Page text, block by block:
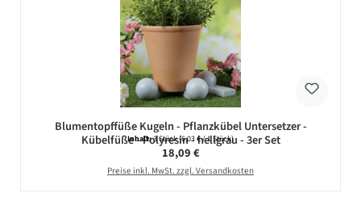
Blumentopffüße Kugeln - Pflanzkübel Untersetzer -
Kübelfüße - Polyresin - hellgrau - 3er Set
Inhalt:3 Stück(6,03 € / 1 Stück)
Regulärer Preis:
18,09 €
Preise inkl. MwSt. zzgl. Versandkosten